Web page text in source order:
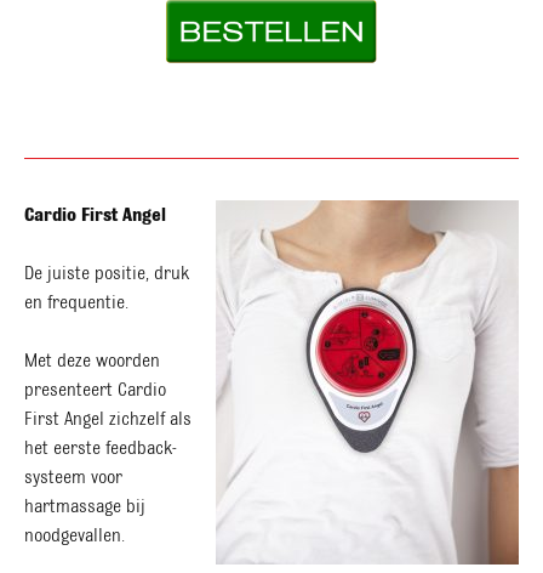
Cardio First Angel
De juiste positie, druk
en frequentie.
Met deze woorden
presenteert Cardio
First Angel zichzelf als
het eerste feedback-
systeem voor
hartmassage bij
noodgevallen.